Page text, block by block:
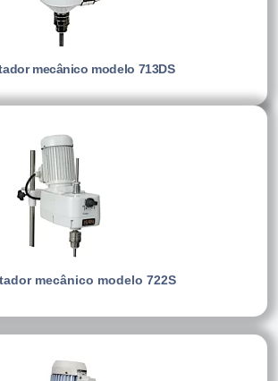
mecânico modelo 713DS
mecânico modelo 722S